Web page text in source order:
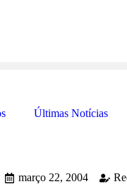
Últimas Notícias
março 22, 2004